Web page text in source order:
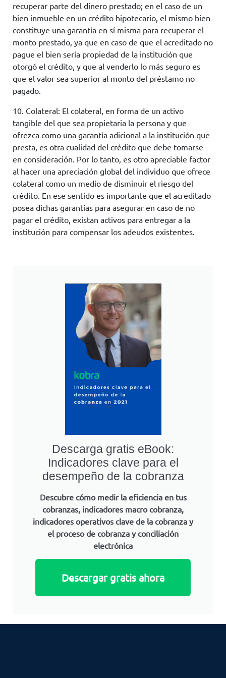
recuperar parte del dinero prestado; en el caso de un
bien inmueble en un crédito hipotecario, el mismo bien
constituye una garantía en sí misma para recuperar el
monto prestado, ya que en caso de que el acreditado no
pague el bien sería propiedad de la institución que
otorgó el crédito, y que al venderlo lo más seguro es
que el valor sea superior al monto del préstamo no
pagado.
10. Colateral: El colateral, en forma de un activo
tangible del que sea propietaria la persona y que
ofrezca como una garantía adicional a la institución que
presta, es otra cualidad del crédito que debe tomarse
en consideración. Por lo tanto, es otro apreciable factor
al hacer una apreciación global del individuo que ofrece
colateral como un medio de disminuir el riesgo del
crédito. En ese sentido es importante que el acreditado
posea dichas garantías para asegurar en caso de no
pagar el crédito, existan activos para entregar a la
institución para compensar los adeudos existentes.
Descarga gratis eBook:
Indicadores clave para el
desempeño de la cobranza
Descubre cómo medir la eficiencia en tus
cobranzas, indicadores macro cobranza,
indicadores operativos clave de la cobranza y
el proceso de cobranza y conciliación
electrónica
Descargar gratis ahora